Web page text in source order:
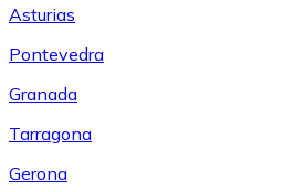
Asturias
Pontevedra
Granada
Tarragona
Gerona